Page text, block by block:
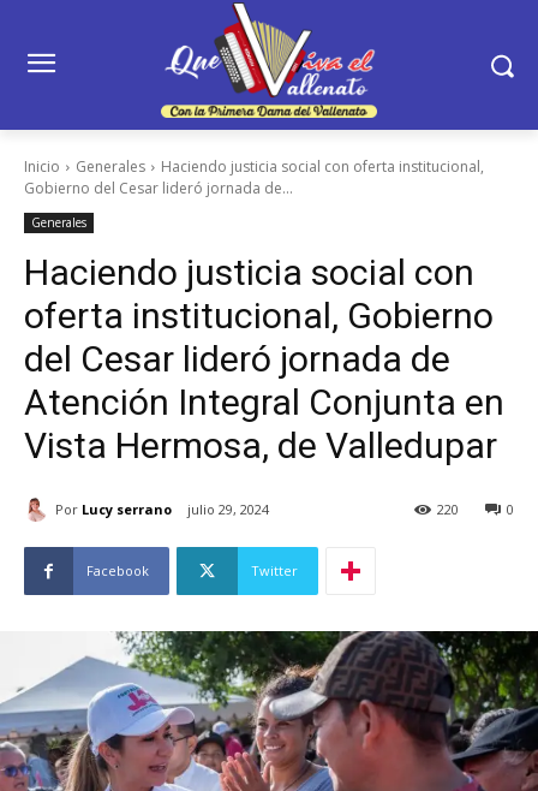
Inicio Generales
Haciendo justicia social con oferta institucional,
Gobierno del Cesar lideró jornada de...
Generales
Haciendo justicia social con
oferta institucional, Gobierno
del Cesar lideró jornada de
Atención Integral Conjunta en
Vista Hermosa, de Valledupar
Por Lucy serrano julio 29, 2024 0
220
Facebook Twitter